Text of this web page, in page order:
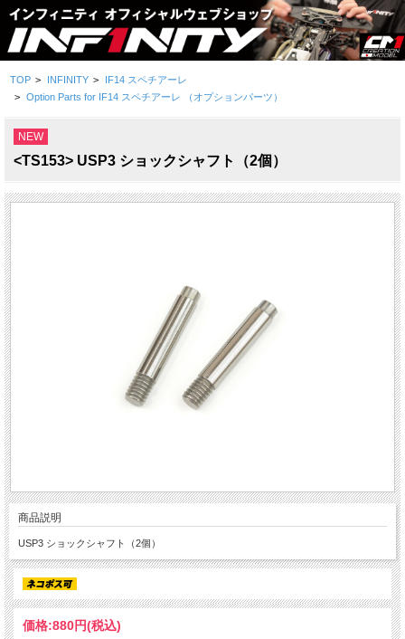
TOP > INFINITY > IF14 スペチアーレ
> Option Parts for IF14 スペチアーレ （オプションパーツ）
NEW
<TS153> USP3 ショックシャフト（2個）
商品説明
USP3 ショックシャフト（2個）
価格:880円(税込)